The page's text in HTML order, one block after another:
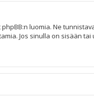
luomia. Ne
Jos sinulla on sisään